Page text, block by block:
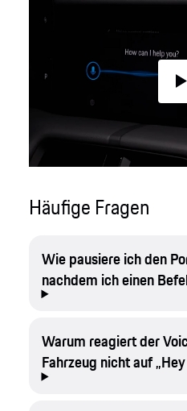
Häufige Fragen
Wie pausiere ich den
nachdem ich einen
Warum reagiert der
Fahrzeug nicht auf